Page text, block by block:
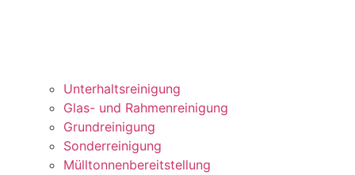
Unterhaltsreinigung
Glas- und Rahmenreinigung
Grundreinigung
Sonderreinigung
Mülltonnenbereitstellung